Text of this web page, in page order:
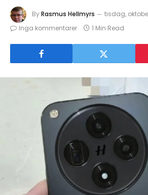
ByRasmus Hellmyrs
tisdag,
Inga kommentarer
1 Min Read